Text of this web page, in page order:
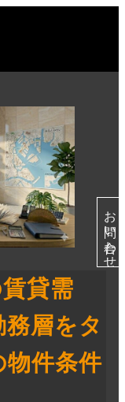
お問い合わせ
貸需
層をタ
物件条件